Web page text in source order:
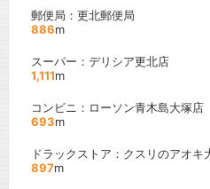
郵便局：更北郵便局
886m
スーパー：デリシア更北店
1,111m
コンビニ：ローソン青木島大塚店
693m
ドラックストア：クスリのアオキ
897m